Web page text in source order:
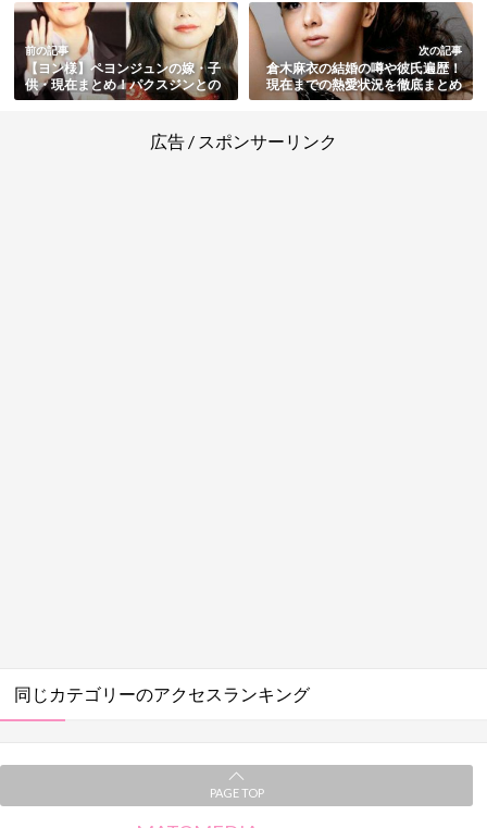
前の記事
【ヨン様】ペヨンジュンの嫁・子
供・現在まとめ！パクスジンとの
間に男児誕生【結婚式画像あり】
次の記事
倉木麻衣の結婚の噂や彼氏遍歴！
現在までの熱愛状況を徹底まとめ
広告 / スポンサーリンク
同じカテゴリーのアクセスランキング
PAGE TOP